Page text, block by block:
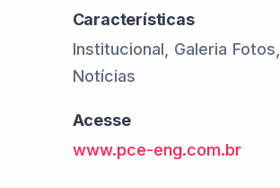
Características
Institucional, Galeria
Notícias
Acesse
www.pce-eng.com.br